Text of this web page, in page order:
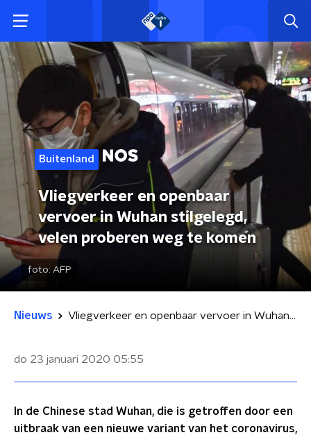
Buitenland
Vliegverkeer en openbaar
vervoer in Wuhan stilgelegd,
velen proberen weg te komen
foto: AFP
Nieuws Vliegverkeer en openbaar vervoer in Wuhan stilgelegd, velen proberen weg te komen
do 23 januari 2020 05:55
In de Chinese stad Wuhan, die is getroffen door een
uitbraak van een nieuwe variant van het coronavirus,